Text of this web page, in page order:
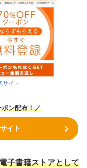
サイト
ポン配布！／
イト
子書籍ストアとして